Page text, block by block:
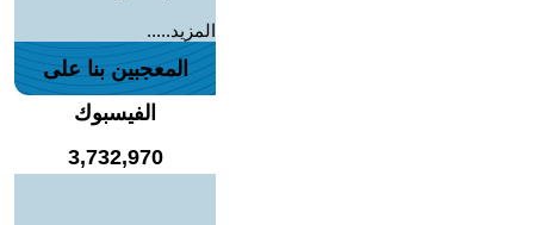
المزيد.....
المعجبين بنا على
الفيسبوك
3,732,970